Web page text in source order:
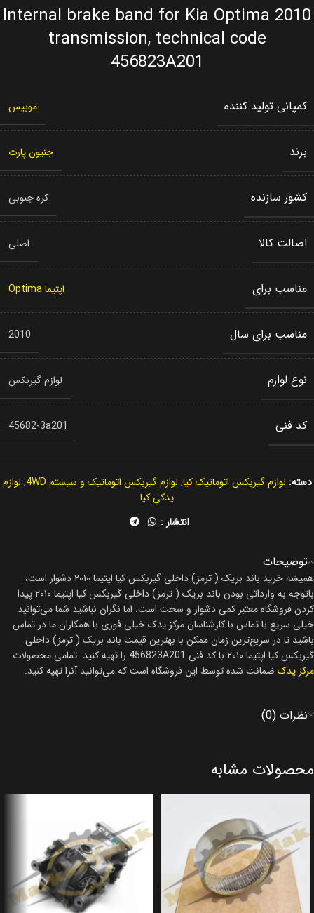
Internal brake band for Kia Optima 2010
transmission, technical code
456823A201
کمپانی تولید کننده موبیس
برند جنیون پارت
کشور سازنده کره جنوبی
اصالت کالا اصلی
مناسب برای اپتیما Optima
مناسب برای سال 2010
نوع لوازم لوازم گیربکس
کد فنی 45682-3a201
دسته: لوازم گیربکس اتوماتیک کیا, لوازم گیربکس اتوماتیک و سیستم 4WD , لوازم
یدکی کیا
انتشار :
توضیحات
همیشه خرید باند بریک ( ترمز) داخلی گیربکس کیا اپتیما ۲۰۱۰ دشوار است،
باتوجه به وارداتی بودن باند بریک ( ترمز) داخلی گیربکس کیا اپتیما ۲۰۱۰ پیدا
کردن فروشگاه معتبر کمی دشوار و سخت است. اما نگران نباشید شما می‌توانید
خیلی سریع با تماس با کارشناسان مرکز یدک خیلی فوری با همکاران ما در تماس
باشید تا در سریع‌ترین زمان ممکن با بهترین قیمت باند بریک ( ترمز) داخلی
گیربکس کیا اپتیما ۲۰۱۰ با کد فنی 456823A201 را تهیه کنید. تمامی محصولات
مرکز یدک ضمانت شده توسط این فروشگاه است که می‌توانید آنرا تهیه کنید.
نظرات (0)
محصولات مشابه